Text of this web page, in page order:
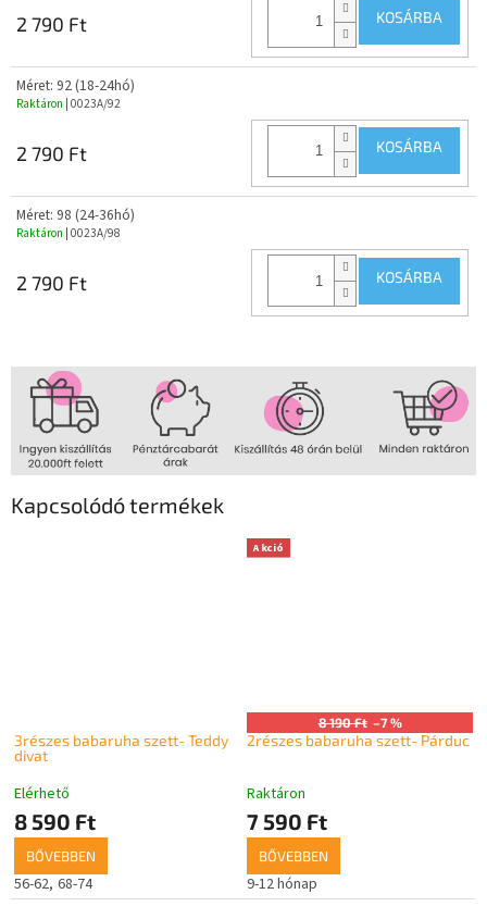
Kapcsolódó termékek
3részes babaruha szett- Teddy
divat
Elérhető
8 590 Ft
BŐVEBBEN
56-62 68-74
Akció
8 190 Ft –7 %
2részes babaruha szett- Párduc
Raktáron
7 590 Ft
BŐVEBBEN
9-12 hónap
2 790 Ft KOSÁRBA
Méret: 92 (18-24hó)
Raktáron | 0023A/92
2 790 Ft KOSÁRBA
Méret: 98 (24-36hó)
Raktáron | 0023A/98
2 790 Ft KOSÁRBA